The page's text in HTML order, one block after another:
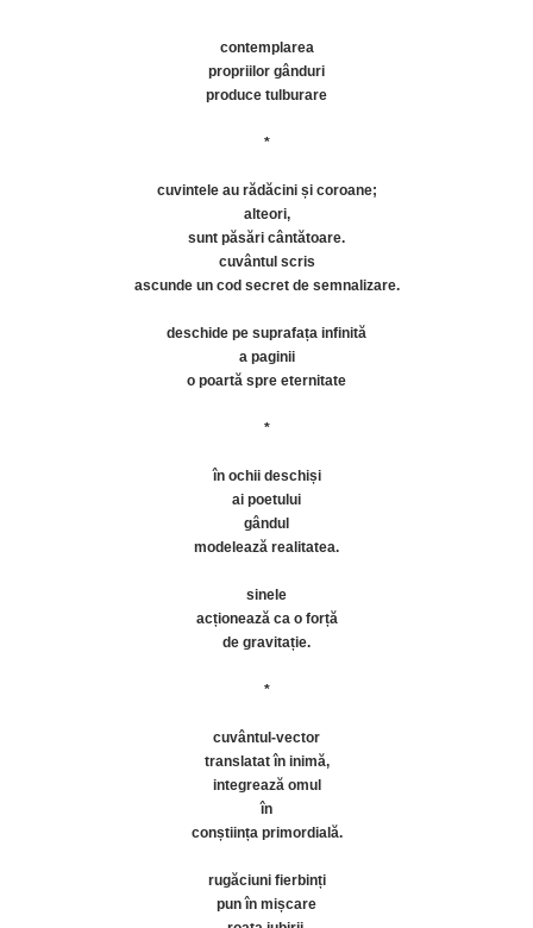
contemplarea
propriilor gânduri
produce tulburare
*
cuvintele au rădăcini și coroane;
alteori,
sunt păsări cântătoare.
cuvântul scris
ascunde un cod secret de semnalizare.
deschide pe suprafața infinită
a paginii
o poartă spre eternitate
*
în ochii deschiși
ai poetului
gândul
modelează realitatea.
sinele
acționează ca o forță
de gravitație.
*
cuvântul-vector
translatat în inimă,
integrează omul
în
conștiința primordială.
rugăciuni fierbinți
pun în mișcare